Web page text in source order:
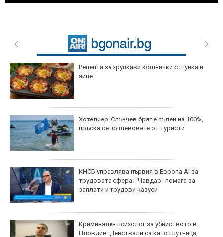
Рецепта за хрупкави кошнички с шунка и
яйце
Хотелиер: Слънчев бряг е пълен на 100%,
пръска се по шевовете от туристи
КНСБ управлява първия в Европа AI за
трудовата сфера: "Чавдар" помага за
заплати и трудови казуси
Криминален психолог за убийството в
Пловдив: Действали са като глутница,